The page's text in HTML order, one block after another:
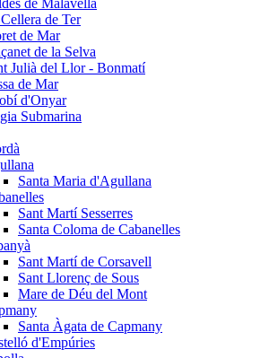
de Malavella
de Ter
de Mar
de la Selva
Julià del Llor - Bonmatí
de Mar
d'Onyar
Submarina
Santa Maria d'Agullana
Sant Martí Sesserres
Santa Coloma de Cabanelles
Sant Martí de Corsavell
Sant Llorenç de Sous
Mare de Déu del Mont
Santa Àgata de Capmany
d'Empúries